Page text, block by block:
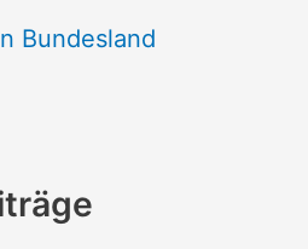
Bundesland